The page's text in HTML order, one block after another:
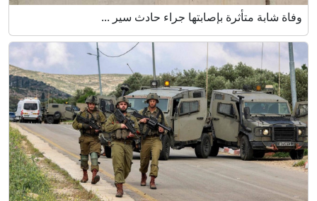
وفاة شابة متأثرة بإصابتها جراء حادث سير ...